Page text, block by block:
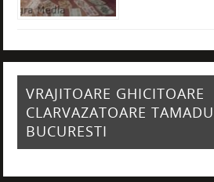
VRAJITOARE GHICITOARE
CLARVAZATOARE
BUCURESTI